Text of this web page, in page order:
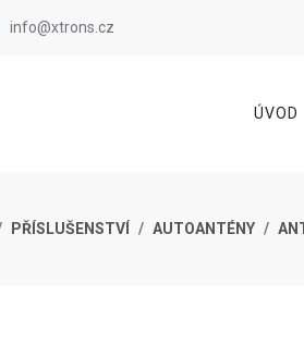
info@xtrons.cz
ÚVOD
PŘÍSLUŠENSTVÍ AUTOANTÉNY